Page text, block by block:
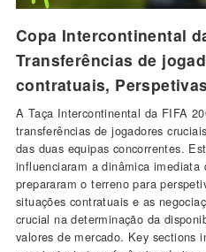
Copa Intercontinental
Transferências de
contratuais,
A Taça Intercontinental da FIFA
transferências de jogadores
das duas equipas concorrentes.
influenciaram a dinâmica imediata
prepararam o terreno para
situações contratuais e as
crucial na determinação da
valores de mercado. Key sections